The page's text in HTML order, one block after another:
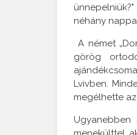
néhány
A német
görög
Lvivben.
megélhette